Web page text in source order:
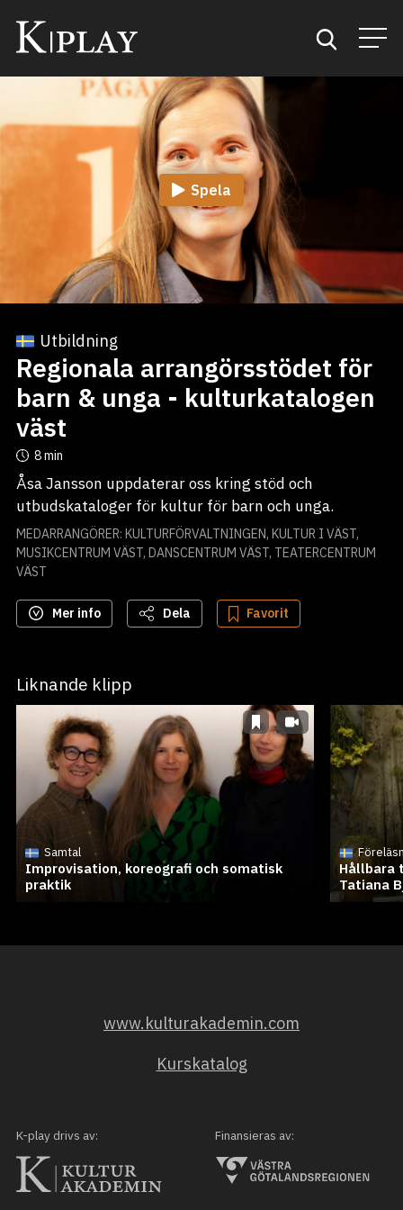
Sök
Kategorier
Mina favoriter
Spela
Utbildning
Regionala arrangörsstödet för
barn & unga - kulturkatalogen
väst
8 min
Åsa Jansson uppdaterar oss kring stöd och
utbudskataloger för kultur för barn och unga.
MEDARRANGÖRER: KULTURFÖRVALTNINGEN, KULTUR I VÄST,
MUSIKCENTRUM VÄST, DANSCENTRUM VÄST, TEATERCENTRUM
VÄST
Mer info Dela Favorit
Liknande klipp
Samtal
Improvisation, koreografi och somatisk
praktik
Hållbara
Tatiana
www.kulturakademin.com
Kurskatalog
K-play drivs av: Finansieras av: